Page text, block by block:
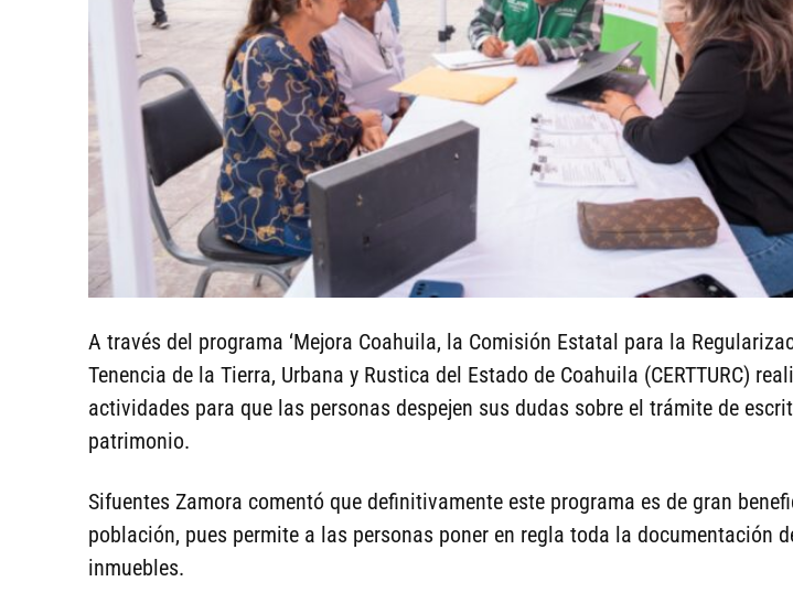
A través del programa ‘Mejora Coahuila, la Comisión Estatal para la
Tenencia de la Tierra, Urbana y Rustica del Estado de Coahuila (CERTTURC)
actividades para que las personas despejen sus dudas sobre el trámite de
patrimonio.
Sifuentes Zamora comentó que definitivamente este programa es de gran
población, pues permite a las personas poner en regla toda la documentación
inmuebles.